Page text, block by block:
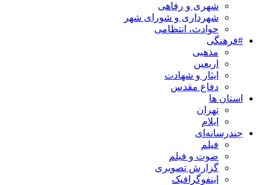
شهری و رفاهی
شهرداری و شورای شهر
حوادث، انتظامی
#فرهنگی
مذهبی
اربعین
ایثار و شهادت
دفاع مقدس
استان ها
تهران
ایلام
چندرسانه‌ای
فیلم
صوت و فیلم
گزارش تصویری
اینفوگرافیک